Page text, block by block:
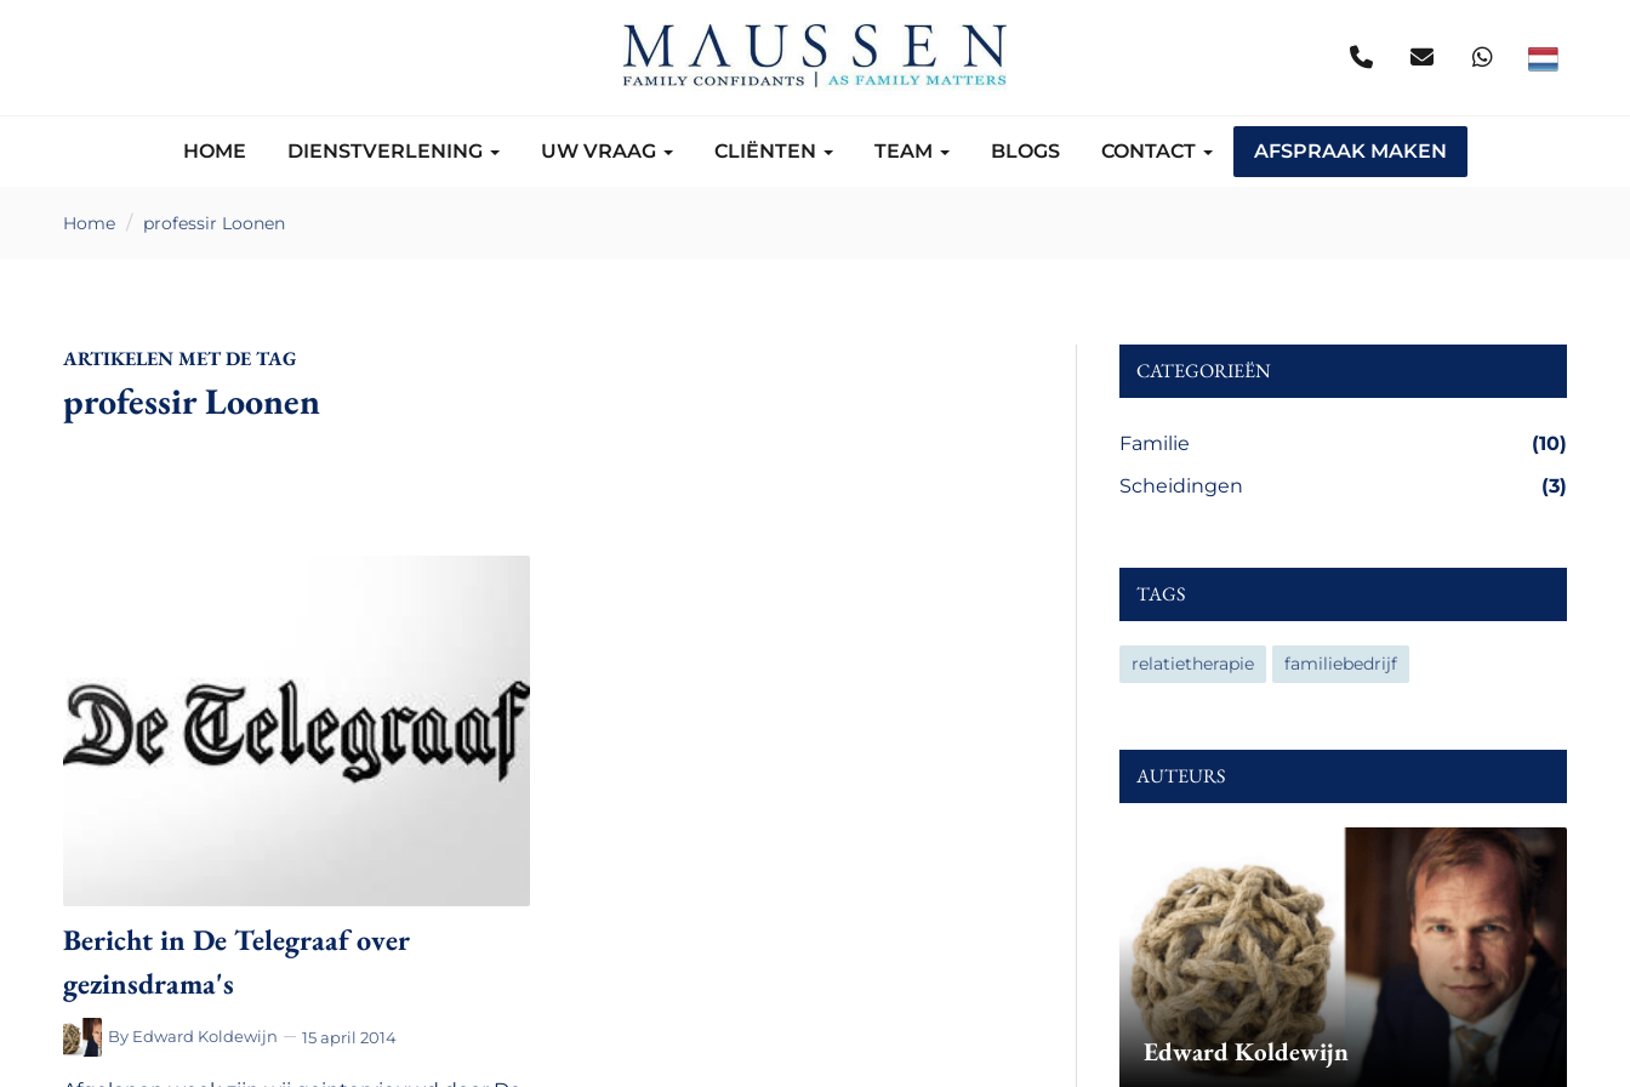
HOME DIENSTVERLENING UW VRAAG CLIËNTEN TEAM BLOGS CONTACT AFSPRAAK MAKEN
Home professir Loonen
ARTIKELEN MET DE TAG
professir Loonen
Bericht in De Telegraaf over
gezinsdrama's
By Edward Koldewijn 15 april 2014
CATEGORIEËN
Familie
(10)
Scheidingen
(3)
TAGS
relatietherapie familiebedrijf
AUTEURS
Edward Koldewijn